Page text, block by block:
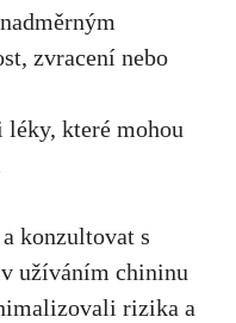
zvracení nebo
které mohou
konzultovat s
užíváním chininu
rizika a